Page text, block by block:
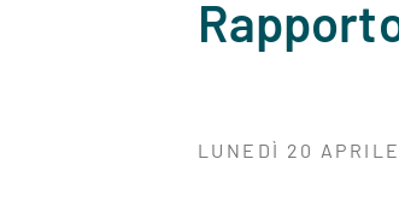
LUNEDÌ 20